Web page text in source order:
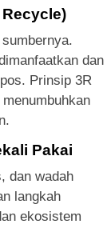
dan
Prinsip 3R
Pakai
dan wadah
langkah
ekosistem